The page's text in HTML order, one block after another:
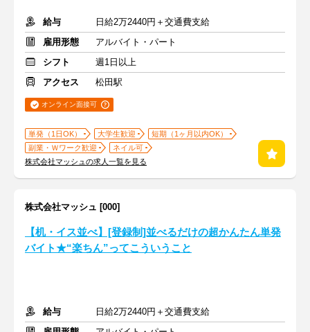
給与
日給2万2440円＋交通費支給
雇用形態
アルバイト・パート
シフト
週1日以上
アクセス
松田駅
オンライン面接可
単発（1日OK） 大学生歓迎
短期（1ヶ月以内OK）
副業・Ｗワーク歓迎
ネイル可
株式会社マッシュの求人一覧を見る
株式会社マッシュ [000]
【机・イス並べ】[登録制]並べるだけの超かんたん単発
バイト★“楽ちん”ってこういうこと
給与
日給2万2440円＋交通費支給